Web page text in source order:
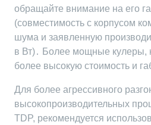
обращайте внимание на его
(совместимость с корпусом
шума и заявленную
в Вт)․ Более мощные кулеры,
более высокую стоимость и
Для более агрессивного
высокопроизводительных
TDP, рекомендуется